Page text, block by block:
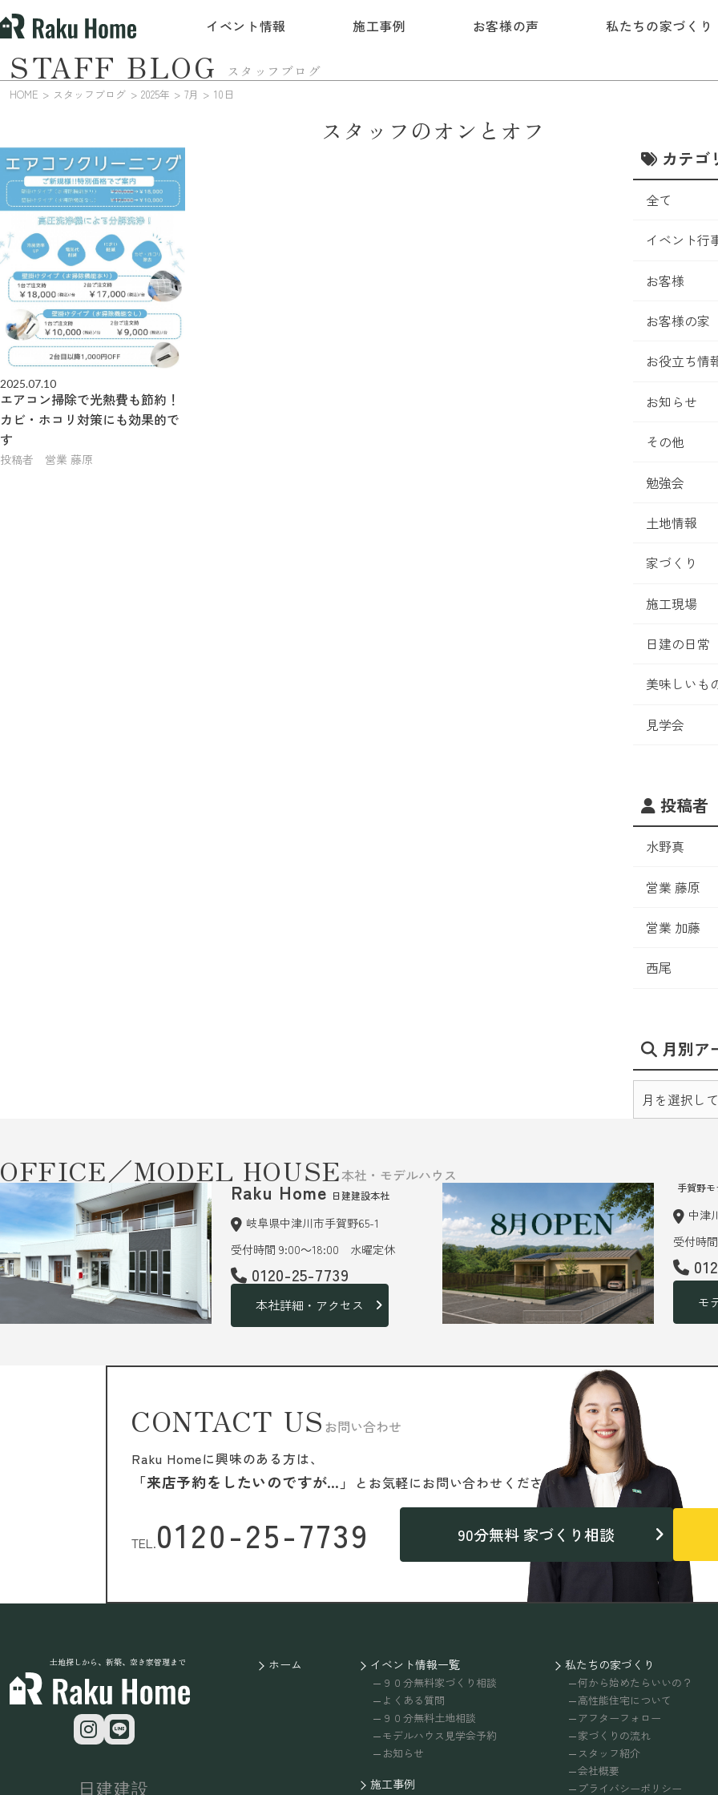
イベント情報 施工事例 お客様の声 私たちの家づくり
スタッフブログ
STAFF BLOG
HOME スタッフブログ 2025年 7月 10日
スタッフのオンとオフ
2025.07.10
エアコン掃除で光熱費も節約！
カビ・ホコリ対策にも効果的で
す
投稿者 営業 藤原
カテゴ
全て
イベント行
お客様
お客様の家
お役立ち情
お知らせ
その他
勉強会
土地情報
家づくり
施工現場
日建の日常
美味しいも
見学会
投稿者
水野真
営業 藤原
営業 加藤
西尾
月別ア
OFFICE／MODEL HOUSE本社・モデルハウス
Raku Home 日建建設本社
岐阜県中津川市手賀野65-1
受付時間 9:00～18:00 水曜定休
0120-25-7739
本社詳細・アクセス
手賀野
中津
受付時
モ
CONTACT US お問い合わせ
Raku Homeに興味のある方は、
「来店予約をしたいのですが…」 と お気軽にお問い合わせください。
TEL.0120-25-7739 90分無料 家づくり相談
土地探しから、新築、空き家管理まで ホーム イベント情報一覧
９０分無料家づくり相談
よくある質問
９０分無料土地相談
モデルハウス見学会予約
お知らせ
施工事例
私たちの家づくり
何から始めたらいいの？
高性能住宅について
アフターフォロー
家づくりの流れ
スタッフ紹介
会社概要
プライバシーポリシー
日建建設